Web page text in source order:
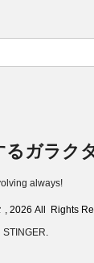
るガラク
always!
, 2026 All Rights
STINGER.